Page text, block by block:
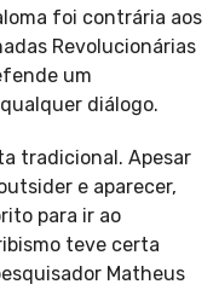
foi contrária aos
Revolucionárias
um
diálogo.
tradicional. Apesar
e aparecer,
para ir ao
teve certa
Matheus